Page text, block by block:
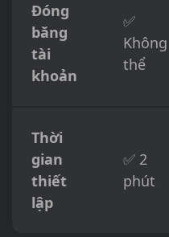
Đóng
băng
tài
khoản
✅
Không
thể
Thời
gian
thiết
lập
✅ 2
phút